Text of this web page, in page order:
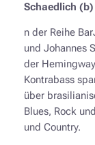
Schaedlich
n der Reihe
und Johannes
der
Kontrabass
über
Blues, Rock
und Country.